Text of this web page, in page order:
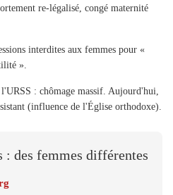
re-légalisé, congé maternité
interdites aux femmes pour «
».
: chômage massif. Aujourd'hui,
(influence de l'Église orthodoxe).
: des femmes différentes